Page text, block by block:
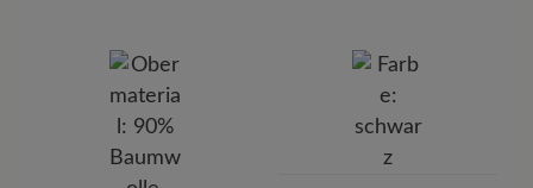
Schönhauser Allee 51, 10437 Berlin, Deutschland